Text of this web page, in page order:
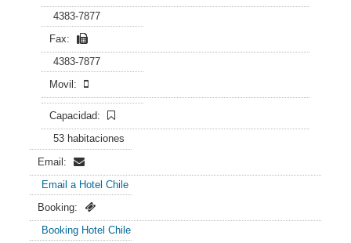
4383-7877
Fax:
4383-7877
Movil:
Capacidad:
53 habitaciones
Email:
Email a Hotel Chile
Booking:
Booking Hotel Chile